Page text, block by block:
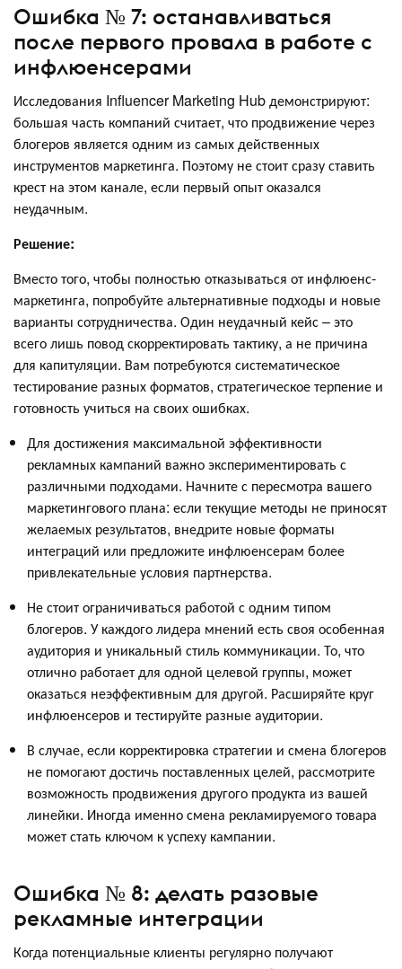
Ошибка № 7: останавливаться
после первого провала в работе с
инфлюенсерами
Исследования Influencer Marketing Hub демонстрируют:
большая часть компаний считает, что продвижение через
блогеров является одним из самых действенных
инструментов маркетинга. Поэтому не стоит сразу ставить
крест на этом канале, если первый опыт оказался
неудачным.
Решение:
Вместо того, чтобы полностью отказываться от инфлюенс-
маркетинга, попробуйте альтернативные подходы и новые
варианты сотрудничества. Один неудачный кейс – это
всего лишь повод скорректировать тактику, а не причина
для капитуляции. Вам потребуются систематическое
тестирование разных форматов, стратегическое терпение и
готовность учиться на своих ошибках.
Для достижения максимальной эффективности
рекламных кампаний важно экспериментировать с
различными подходами. Начните с пересмотра вашего
маркетингового плана: если текущие методы не приносят
желаемых результатов, внедрите новые форматы
интеграций или предложите инфлюенсерам более
привлекательные условия партнерства.
Не стоит ограничиваться работой с одним типом
блогеров. У каждого лидера мнений есть своя особенная
аудитория и уникальный стиль коммуникации. То, что
отлично работает для одной целевой группы, может
оказаться неэффективным для другой. Расширяйте круг
инфлюенсеров и тестируйте разные аудитории.
В случае, если корректировка стратегии и смена блогеров
не помогают достичь поставленных целей, рассмотрите
возможность продвижения другого продукта из вашей
линейки. Иногда именно смена рекламируемого товара
может стать ключом к успеху кампании.
Ошибка № 8: делать разовые
рекламные интеграции
Когда потенциальные клиенты регулярно получают